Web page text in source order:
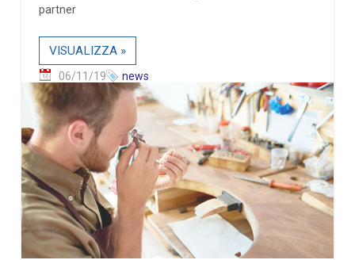
partner
VISUALIZZA »
06/11/19 news